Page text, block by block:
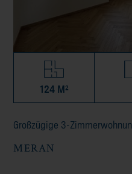
124 M²
Großzügige 3-
MERAN